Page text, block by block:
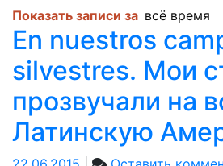
Показать записи за
En nuestros
silvestres. Мои
прозвучали на
Латинскую